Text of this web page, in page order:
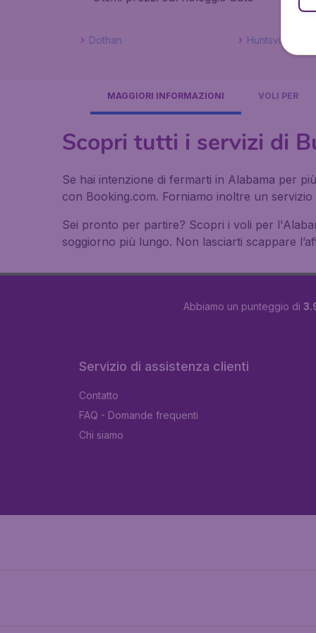
Dothan Huntsville
MAGGIORI INFORMAZIONI VOLI PER
Scopri tutti i servizi di
Se hai intenzione di fermarti in Alabama per
con Booking.com. Forniamo inoltre un
Sei pronto per partire? Scopri i voli per
soggiorno più lungo. Non lasciarti scappare
Abbiamo un punteggio di
Servizio di assistenza clienti
Contatto
FAQ - Domande frequenti
Chi siamo